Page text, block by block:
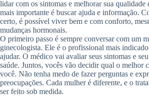
lidar com os sintomas e melhorar sua qualidade
mais importante é buscar ajuda e informação.
certo, é possível viver bem e com conforto,
mudanças hormonais.
O primeiro passo é sempre conversar com um
ginecologista. Ele é o profissional mais
ajudar. O médico vai avaliar seus sintomas e
saúde. Juntos, vocês vão decidir qual o melhor
você. Não tenha medo de fazer perguntas e
preocupações. Cada mulher é diferente, e o
ser feito sob medida.